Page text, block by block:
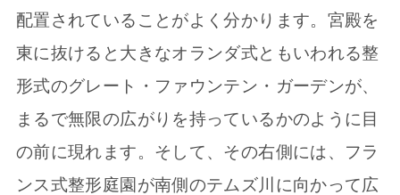
配置されていることがよく分かります。宮殿を
東に抜けると大きなオランダ式ともいわれる整
形式のグレート・ファウンテン・ガーデンが、
まるで無限の広がりを持っているかのように目
の前に現れます。そして、その右側には、フラ
ンス式整形庭園が南側のテムズ川に向かって広